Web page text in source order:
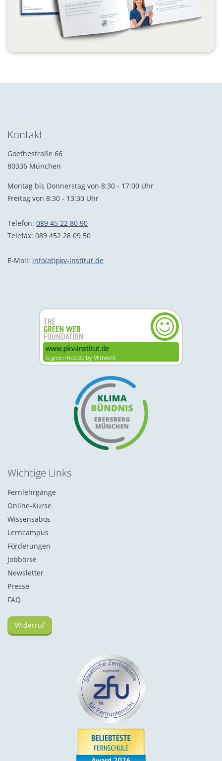
Kontakt
Goethestraße 66
80336 München
Montag bis Donnerstag von 8:30 - 17:00 Uhr
Freitag von 8:30 - 13:30 Uhr
Telefon: 089 45 22 80 90
Telefax: 089 452 28 09 50
E-Mail: info(at)pkv-institut.de
Wichtige Links
Fernlehrgänge
Online-Kurse
Wissensabos
Lerncampus
Förderungen
Jobbörse
Newsletter
Presse
FAQ
Widerruf